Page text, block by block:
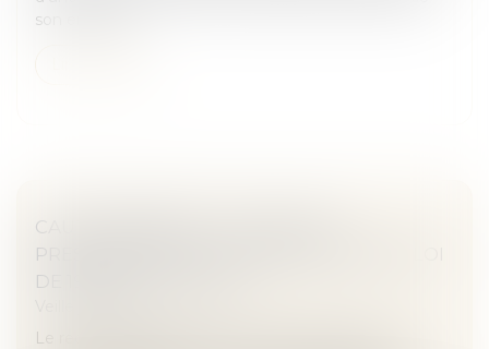
son enfant à...
CAUTIONNEMENT : LE DÉLAI DE
PRESCRIPTION DE 3 ANS PRÉVU PAR LA LOI
DE 1989 EST EXCLUSIF
Le recours subrogatoire de la caution contre le